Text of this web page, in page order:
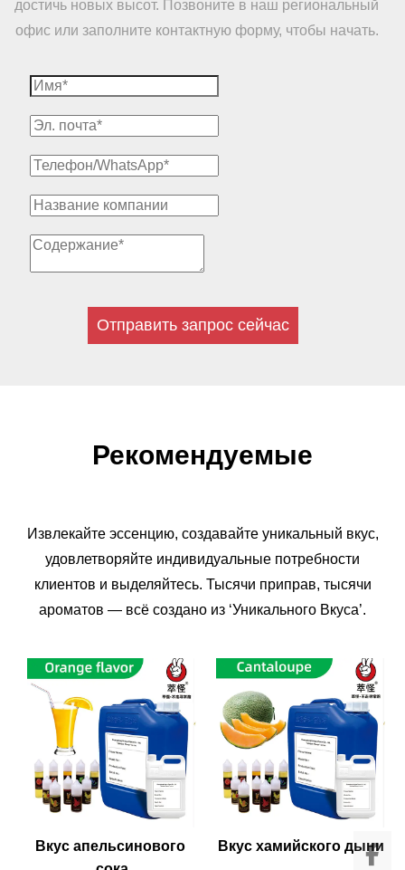
достичь новых высот. Позвоните в наш региональный
офис или заполните контактную форму, чтобы начать.
Отправить запрос сейчас
Рекомендуемые
Извлекайте эссенцию, создавайте уникальный вкус,
удовлетворяйте индивидуальные потребности
клиентов и выделяйтесь. Тысячи приправ, тысячи
ароматов — всё создано из ‘Уникального Вкуса’.
Вкус апельсинового
Вкус хамийского дыни